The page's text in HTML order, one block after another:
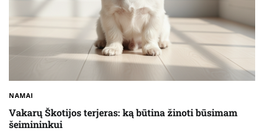
NAMAI
Vakarų Škotijos terjeras: ką būtina žinoti būsimam
šeimininkui